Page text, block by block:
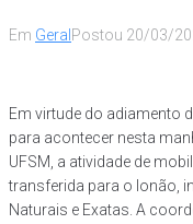
Em Geral Postou 20/03/
Em virtude do adiamento
para acontecer nesta
UFSM, a atividade de
transferida para o lonão,
Naturais e Exatas. A